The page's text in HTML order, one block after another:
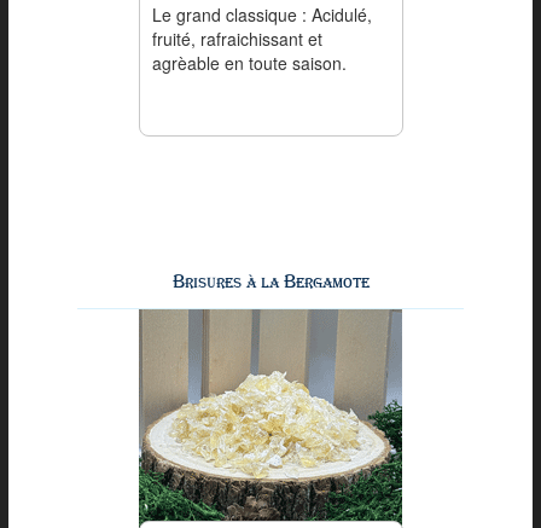
Le grand classique : Acidulé,
fruité, rafraichissant et
agrèable en toute saison.
Brisures à la Bergamote